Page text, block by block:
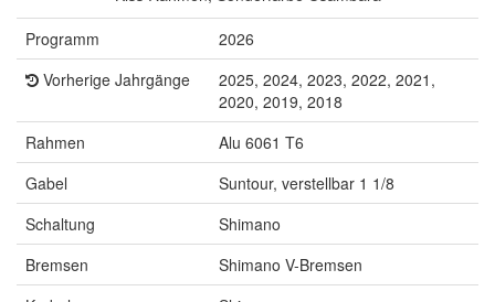
Programm
2026
Vorherige Jahrgänge
2025, 2024, 2023, 2022, 2021,
2020, 2019, 2018
Rahmen
Alu 6061 T6
Gabel
Suntour, verstellbar 1 1/8
Schaltung
Shimano
Bremsen
Shimano V-Bremsen